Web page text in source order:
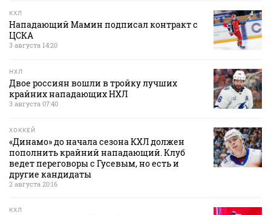
КХЛ
Нападающий Мамин подписал контракт с
ЦСКА
3 августа 14:20
НХЛ
Двое россиян вошли в тройку лучших
крайних нападающих НХЛ
3 августа 07:40
ХОККЕЙ
«Динамо» до начала сезона КХЛ должен
пополнить крайний нападающий. Клуб
ведет переговоры с Гусевым, но есть и
другие кандидаты
2 августа 20:16
КХЛ